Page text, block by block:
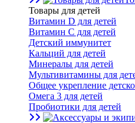
Товары для детей
Витамин D для детей
Витамин С для детей
Детский иммунитет
Кальций для детей
Минералы для детей
Мультивитамины для
Общее укрепление
Омега 3 для детей
Пробиотики для детей